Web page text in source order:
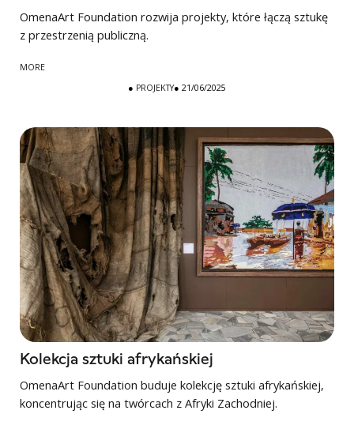
OmenaArt Foundation rozwija projekty, które łączą sztukę
z przestrzenią publiczną.
MORE
● PROJEKTY● 21/06/2025
Kolekcja sztuki afrykańskiej
OmenaArt Foundation buduje kolekcję sztuki afrykańskiej,
koncentrując się na twórcach z Afryki Zachodniej.